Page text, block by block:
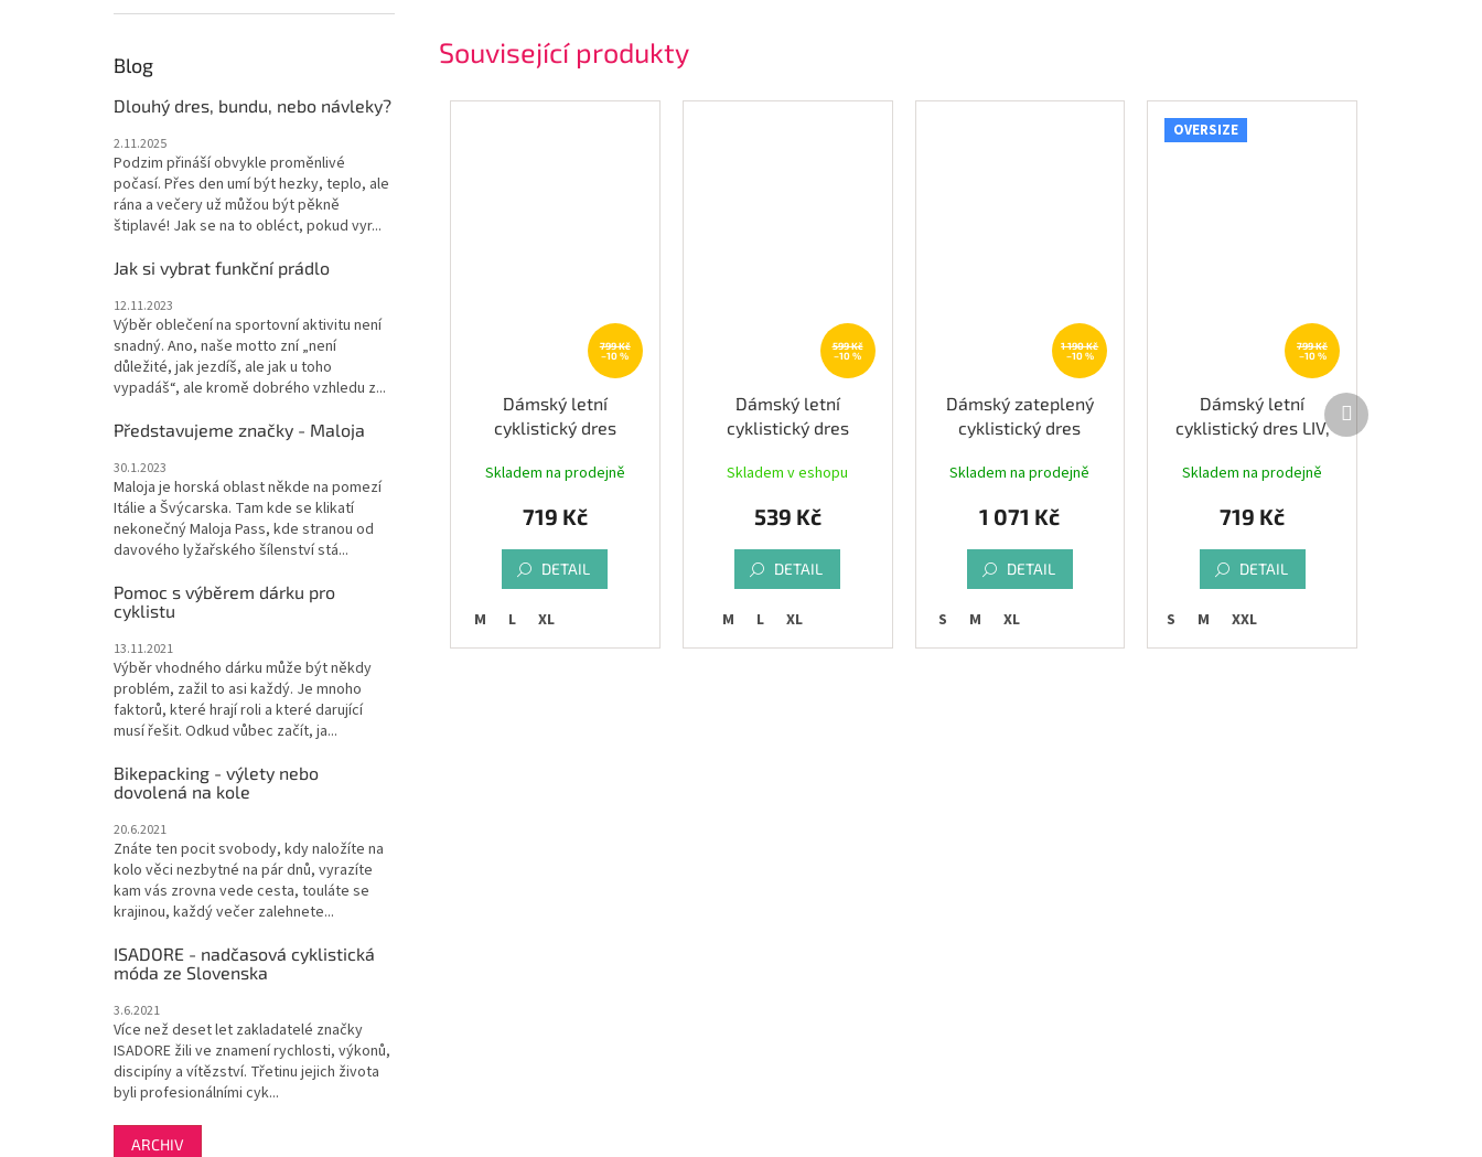
Blog
Dlouhý dres, bundu, nebo návleky?
2.11.2025
Podzim přináší obvykle proměnlivé
počasí. Přes den umí být hezky, teplo, ale
rána a večery už můžou být pěkně
štiplavé! Jak se na to obléct, pokud vyr...
Jak si vybrat funkční prádlo
12.11.2023
Výběr oblečení na sportovní aktivitu není
snadný. Ano, naše motto zní „není
důležité, jak jezdíš, ale jak u toho
vypadáš“, ale kromě dobrého vzhledu z...
Představujeme značky - Maloja
30.1.2023
Maloja je horská oblast někde na pomezí
Itálie a Švýcarska. Tam kde se klikatí
nekonečný Maloja Pass, kde stranou od
davového lyžařského šílenství stá...
Pomoc s výběrem dárku pro
cyklistu
13.11.2021
Výběr vhodného dárku může být někdy
problém, zažil to asi každý. Je mnoho
faktorů, které hrají roli a které darující
musí řešit. Odkud vůbec začít, ja...
Bikepacking - výlety nebo
dovolená na kole
20.6.2021
Znáte ten pocit svobody, kdy naložíte na
kolo věci nezbytné na pár dnů, vyrazíte
kam vás zrovna vede cesta, touláte se
krajinou, každý večer zalehnete...
ISADORE - nadčasová cyklistická
móda ze Slovenska
3.6.2021
Více než deset let zakladatelé značky
ISADORE žili ve znamení rychlosti, výkonů,
discipíny a vítězství. Třetinu jejich života
byli profesionálními cyk...
ARCHIV
Související produkty
799 Kč
–10 %
Dámský letní
cyklistický dres
Skladem na prodejně
719 Kč
DETAIL
M L XL
599 Kč
–10 %
Dámský letní
cyklistický dres
černá/růžová
Skladem v eshopu
539 Kč
DETAIL
M L XL
1 190 Kč
–10 %
Dámský zateplený
cyklistický dres
magenta/černá
Skladem na prodejně
1 071 Kč
DETAIL
S M XL
OVERSIZE
799 Kč
–10 %
Dámský letní
cyklistický dres LIV,
Skladem na prodejně
719 Kč
DETAIL
S M XXL
Další
produkt